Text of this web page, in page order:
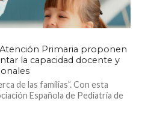
Atención Primaria proponen
la capacidad docente y
de las familias”. Con esta
Española de Pediatría de